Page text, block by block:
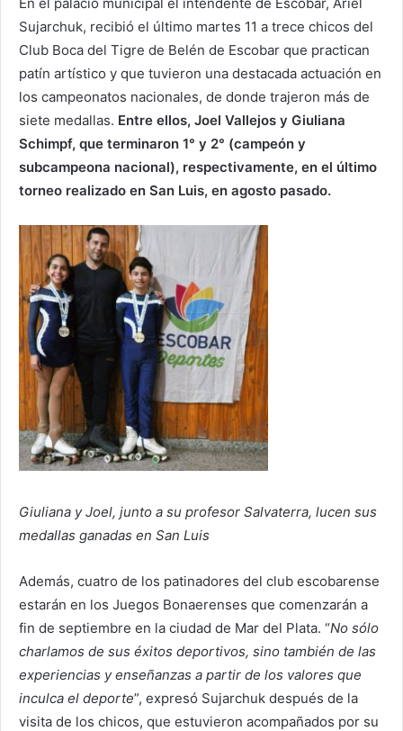
Sujarchuk, recibió el último martes 11 a trece chicos del
Club Boca del Tigre de Belén de Escobar que practican
patín artístico y que tuvieron una destacada actuación en
los campeonatos nacionales, de donde trajeron más de
siete medallas. Entre ellos, Joel Vallejos y Giuliana
Schimpf, que terminaron 1° y 2° (campeón y
subcampeona nacional), respectivamente, en el último
torneo realizado en San Luis, en agosto pasado.
Giuliana y Joel, junto a su profesor Salvaterra, lucen sus
medallas ganadas en San Luis
Además, cuatro de los patinadores del club escobarense
estarán en los Juegos Bonaerenses que comenzarán a
fin de septiembre en la ciudad de Mar del Plata. “No sólo
charlamos de sus éxitos deportivos, sino también de las
experiencias y enseñanzas a partir de los valores que
inculca el deporte”, expresó Sujarchuk después de la
visita de los chicos, que estuvieron acompañados por su